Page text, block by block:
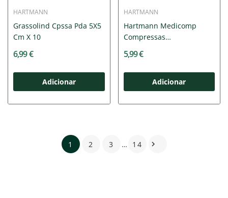
HARTMANN
Grassolind Cpssa Pda 5X5
Cm X 10
6,99 €
Adicionar
HARTMANN
Hartmann Medicomp
Compressas
5,99 €
Adicionar
1 2 3 … 14 